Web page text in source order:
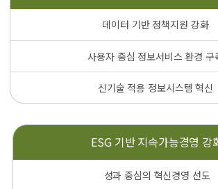
데이터 기반 정책지원 강화
사용자 중심 정보서비스 환경 구
신기술 적용 정보시스템 혁신
ESG 기반지속가능경영 강
성과 중심의 혁신경영 선도